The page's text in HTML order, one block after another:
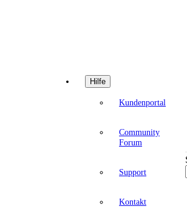
Hilfe
Kundenportal
Community
Forum
Support
Kontakt